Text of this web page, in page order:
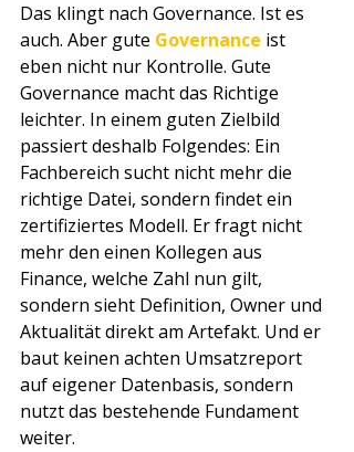
Das klingt nach Governance. Ist es
auch. Aber gute Governance ist
eben nicht nur Kontrolle. Gute
Governance macht das Richtige
leichter. In einem guten Zielbild
passiert deshalb Folgendes: Ein
Fachbereich sucht nicht mehr die
richtige Datei, sondern findet ein
zertifiziertes Modell. Er fragt nicht
mehr den einen Kollegen aus
Finance, welche Zahl nun gilt,
sondern sieht Definition, Owner und
Aktualität direkt am Artefakt. Und er
baut keinen achten Umsatzreport
auf eigener Datenbasis, sondern
nutzt das bestehende Fundament
weiter.